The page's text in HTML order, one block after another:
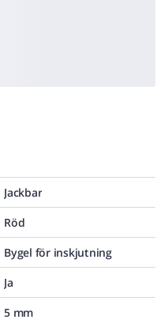
Jackbar
Röd
Bygel för inskjutning
Ja
5 mm